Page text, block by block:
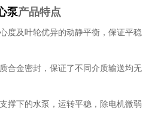
泵产品特点
度及叶轮优异的动静平衡，保证平稳
合金密封，保证了不同介质输送均无
撑下的水泵，运转平稳，除电机微弱